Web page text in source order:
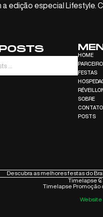
edição especial Lifestyle.
HOME
FESTAS
SOBRE
CONTATO
POSTS
Descubra as melhores festas do
Timelapse ₢
Timelapse Promoção
Website